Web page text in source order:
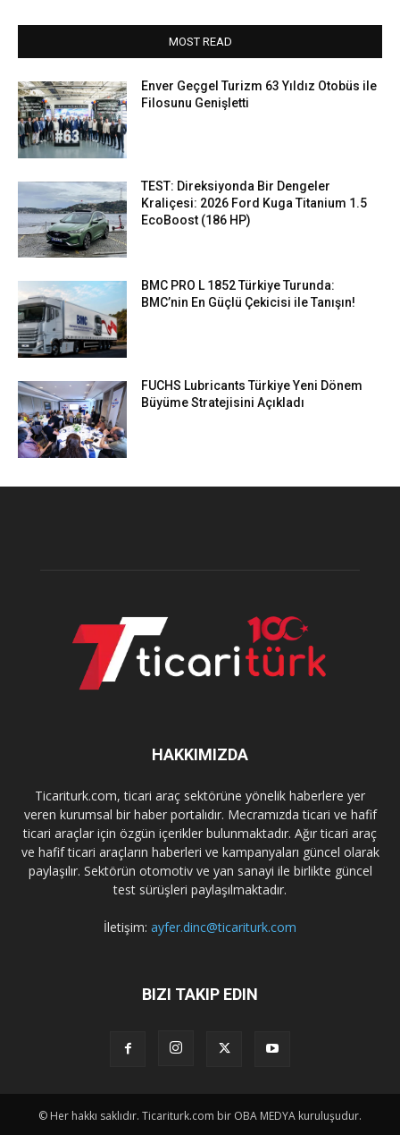
MOST READ
Enver Geçgel Turizm 63 Yıldız Otobüs ile
Filosunu Genişletti
TEST: Direksiyonda Bir Dengeler
Kraliçesi: 2026 Ford Kuga Titanium 1.5
EcoBoost (186 HP)
BMC PRO L 1852 Türkiye Turunda:
BMC’nin En Güçlü Çekicisi ile Tanışın!
FUCHS Lubricants Türkiye Yeni Dönem
Büyüme Stratejisini Açıkladı
HAKKIMIZDA
Ticariturk.com, ticari araç sektörüne yönelik haberlere yer
veren kurumsal bir haber portalıdır. Mecramızda ticari ve hafif
ticari araçlar için özgün içerikler bulunmaktadır. Ağır ticari araç
ve hafif ticari araçların haberleri ve kampanyaları güncel olarak
paylaşılır. Sektörün otomotiv ve yan sanayi ile birlikte güncel
test sürüşleri paylaşılmaktadır.
İletişim: ayfer.dinc@ticariturk.com
BIZI TAKIP EDIN
© Her hakkı saklıdır. Ticariturk.com bir OBA MEDYA kuruluşudur.